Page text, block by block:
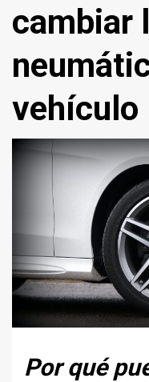
cambiar
vehículo
Por qué